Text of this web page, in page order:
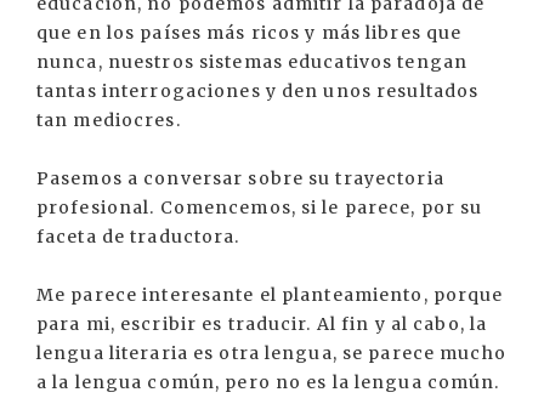
que en los países más ricos y más libres que
nunca, nuestros sistemas educativos tengan
tantas interrogaciones y den unos resultados
tan mediocres.
Pasemos a conversar sobre su trayectoria
profesional. Comencemos, si le parece, por su
faceta de traductora.
Me parece interesante el planteamiento, porque
para mi, escribir es traducir. Al fin y al cabo, la
lengua literaria es otra lengua, se parece mucho
a la lengua común, pero no es la lengua común.